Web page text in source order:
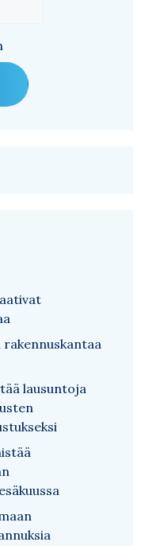
lausuntoja